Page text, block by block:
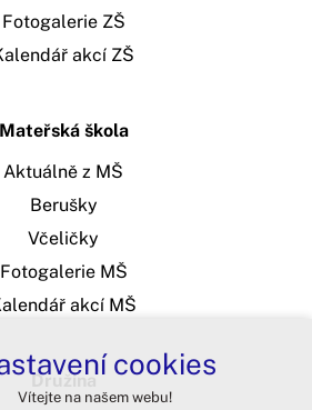
Fotogalerie ZŠ
akcí ZŠ
Mateřská škola
Aktuálně z MŠ
Berušky
Včeličky
Fotogalerie MŠ
akcí MŠ
Družina cookies
Vítejte na našem webu!